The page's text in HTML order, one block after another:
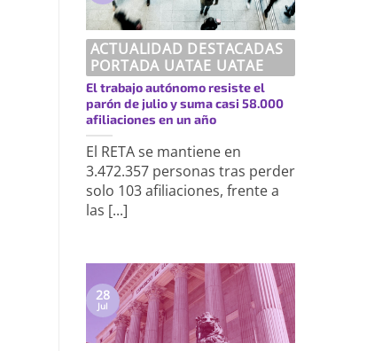
ACTUALIDAD DESTACADAS
PORTADA UATAE UATAE
El trabajo autónomo resiste el
parón de julio y suma casi 58.000
afiliaciones en un año
El RETA se mantiene en
3.472.357 personas tras perder
solo 103 afiliaciones, frente a
las [...]
28
Jul